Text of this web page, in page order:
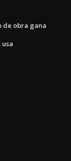
de obra gana